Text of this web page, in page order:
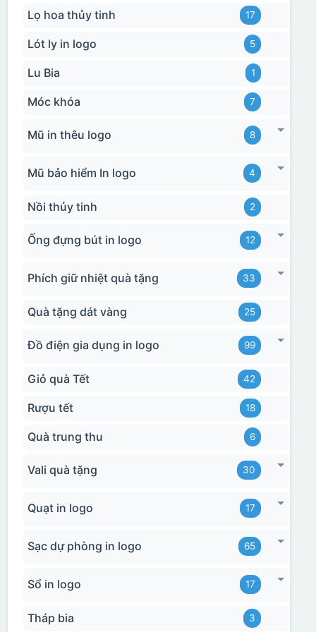
Lọ hoa thủy tinh 17
Lót ly in logo 5
Lu Bia 1
Móc khóa 7
Mũ in thêu logo 8
Mũ bảo hiểm In logo 4
Nồi thủy tinh 2
Ống đựng bút in logo 12
Phích giữ nhiệt quà tặng 33
Quà tặng dát vàng 25
Đồ điện gia dụng in logo 99
Giỏ quà Tết 42
Rượu tết 18
Quà trung thu 6
Vali quà tặng 30
Quạt in logo 17
Sạc dự phòng in logo 65
Sổ in logo 17
Tháp bia 3